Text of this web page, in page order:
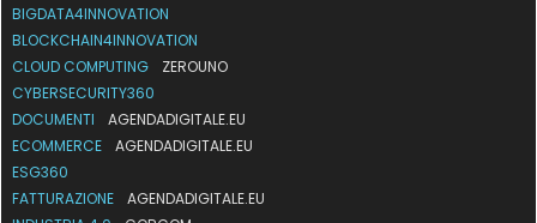
BIGDATA4INNOVATION
BLOCKCHAIN4INNOVATION
CLOUD COMPUTING
ZEROUNO
CYBERSECURITY360
DOCUMENTI
AGENDADIGITALE.EU
ECOMMERCE
AGENDADIGITALE.EU
ESG360
FATTURAZIONE
AGENDADIGITALE.EU